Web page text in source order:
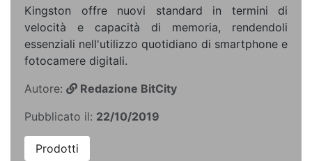
Kingston offre nuovi standard in termini di
velocità e capacità di memoria, rendendoli
essenziali nell'utilizzo quotidiano di smartphone e
fotocamere digitali.
Autore:
Redazione BitCity
Pubblicato il: 22/10/2019
Prodotti